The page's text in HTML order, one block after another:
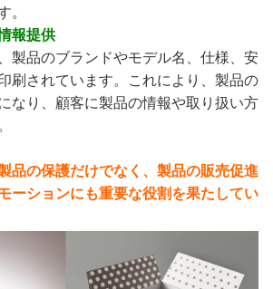
。
報提供
製品のブランドやモデル名、仕様、安
刷されています。これにより、製品の
なり、顧客に製品の情報や取り扱い方
品の保護だけでなく、製品の販売促進
ーションにも重要な役割を果たしてい